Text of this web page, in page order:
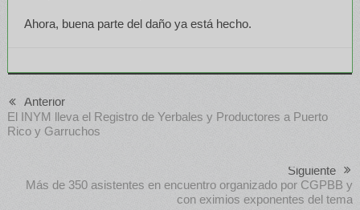
Ahora, buena parte del daño ya está hecho.
Anterior
El INYM lleva el Registro de Yerbales y Productores a Puerto
Rico y Garruchos
Siguiente
Más de 350 asistentes en encuentro organizado por CGPBB y
con eximios exponentes del tema